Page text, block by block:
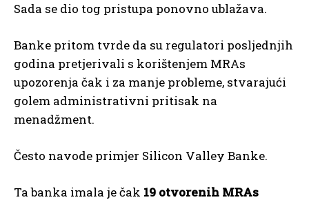
Sada se dio tog pristupa ponovno ublažava.
Banke pritom tvrde da su regulatori posljednjih
godina pretjerivali s korištenjem MRAs
upozorenja čak i za manje probleme, stvarajući
golem administrativni pritisak na
menadžment.
Često navode primjer Silicon Valley Banke.
Ta banka imala je čak 19 otvorenih MRAs